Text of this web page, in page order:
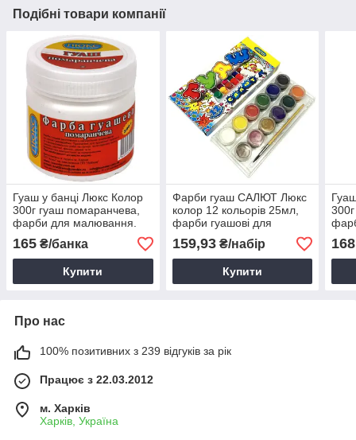
Подібні товари компанії
Гуаш у банці Люкс Колор
300г гуаш помаранчева,
фарби для малювання.
165 ₴/банка
Купити
Фарби гуаш САЛЮТ Люкс
колор 12 кольорів 25мл,
фарби гуашові для
малювання
159,93₴/набір
Купити
168
Про нас
100% позитивних з 239 відгуків за рік
Працює з 22.03.2012
м. Харків
Харків, Україна